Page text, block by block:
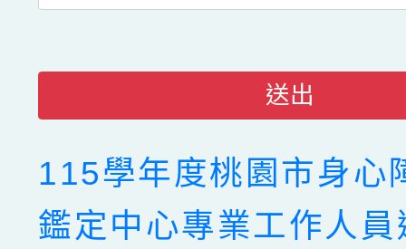
送出
115學年度桃園市身心
鑑定中心專業工作人